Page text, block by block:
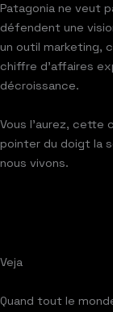
Patagonia ne veut
défendent une
un outil marketing,
chiffre d’affaires
décroissance.
Vous l’aurez,
pointer du doigt la
nous vivons.
Veja
Quand tout le